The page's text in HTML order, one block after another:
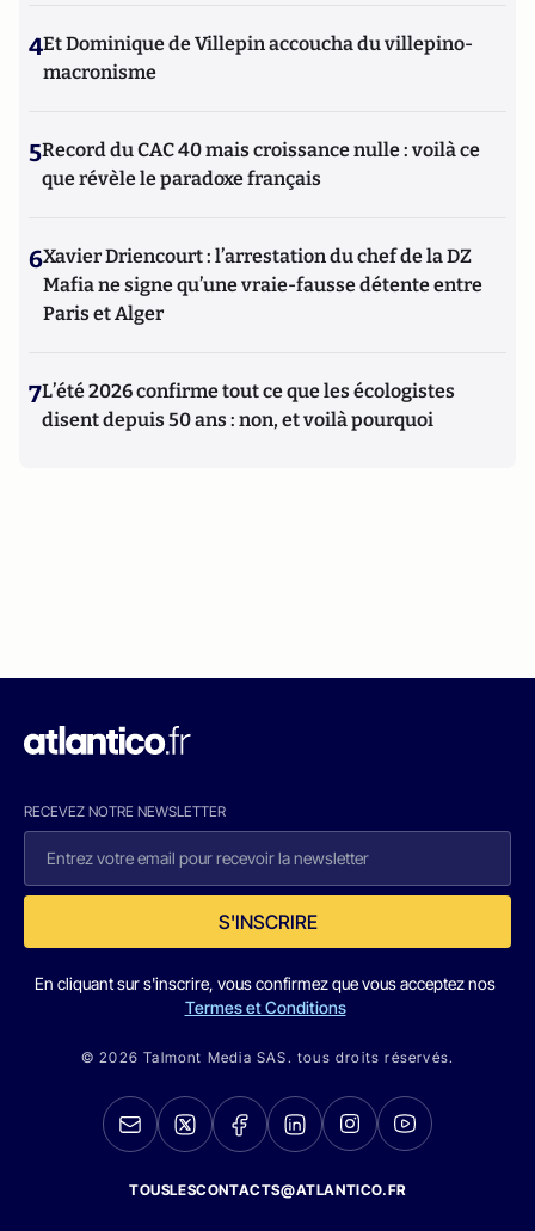
4Et Dominique de Villepin accoucha du villepino-
macronisme
5Record du CAC 40 mais croissance nulle : voilà ce
que révèle le paradoxe français
6Xavier Driencourt : l’arrestation du chef de la DZ
Mafia ne signe qu’une vraie-fausse détente entre
Paris et Alger
7L’été 2026 confirme tout ce que les écologistes
disent depuis 50 ans : non, et voilà pourquoi
RECEVEZ NOTRE NEWSLETTER
S'INSCRIRE
En cliquant sur s'inscrire, vous confirmez que vous acceptez nos
Termes et Conditions
© 2026 Talmont Media SAS. tous droits réservés.
TOUSLESCONTACTS@ATLANTICO.FR